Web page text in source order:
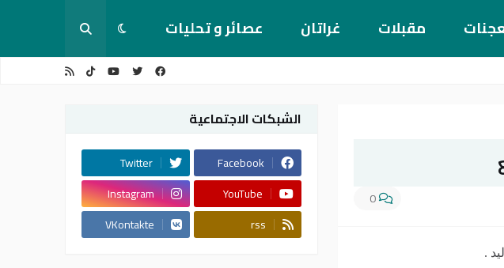
مقبلات غراتان عصائر و تحليات
0
.
الشبكات الاجتماعية
Facebook
Twitter
YouTube
Instagram
rss
VKontakte